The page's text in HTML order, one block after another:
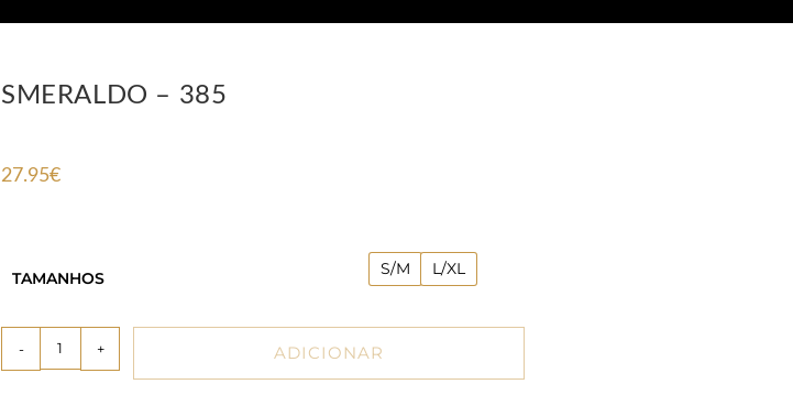
SMERALDO – 385
27.95€
TAMANHOS S/M L/XL
- + ADICIONAR